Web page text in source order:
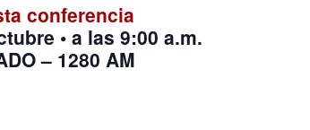
conferencia
•a las 9:00 a.m.
– 1280 AM